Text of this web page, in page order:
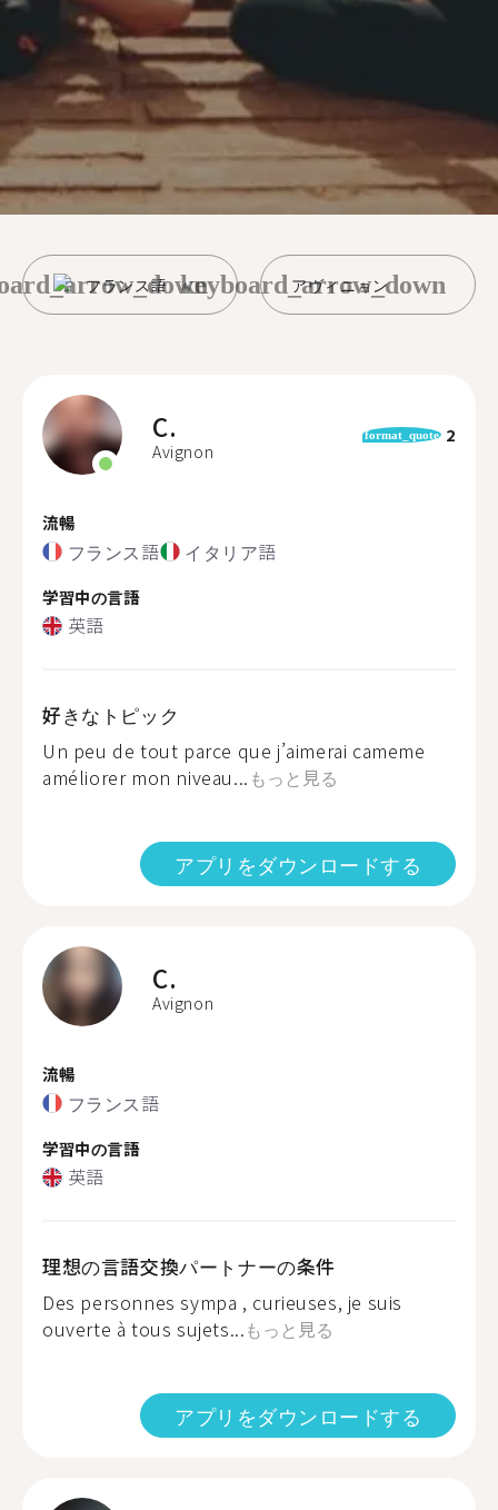
フランス語 アヴィニョン
keyboard_arrow_down
C.
Avignon
format_quote 2
流暢
フランス語 イタリア語
学習中の言語
英語
好きなトピック
Un peu de tout parce que j’aimerai cameme
améliorer mon niveau... もっと見る
アプリをダウンロードする
C.
Avignon
流暢
フランス語
学習中の言語
英語
理想の言語交換パートナーの条件
Des personnes sympa , curieuses, je suis
ouverte à tous sujets...もっと見る
アプリをダウンロードする